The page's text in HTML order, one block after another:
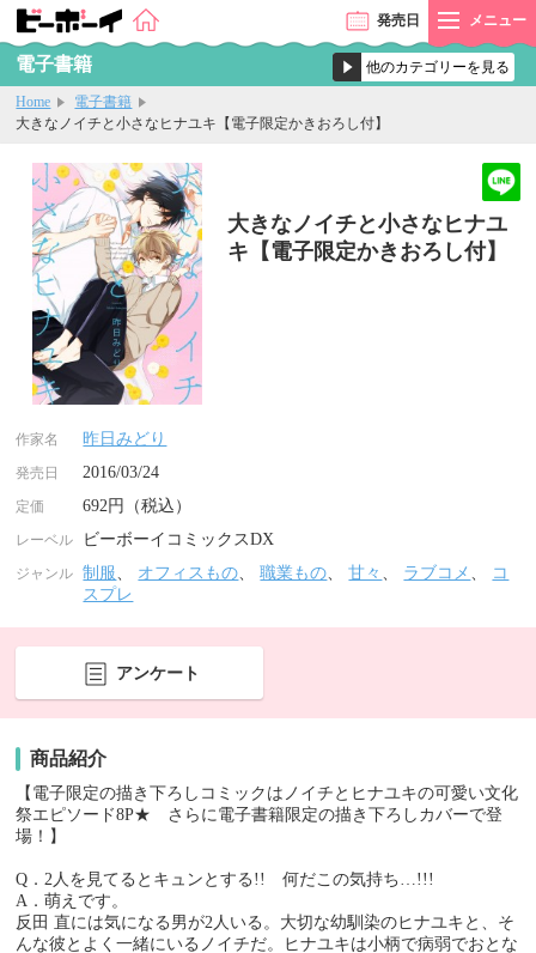
発売日 メニュー
電子書籍
Home
電子書籍
大きなノイチと小さなヒナユキ【電子限定かきおろし付】
大きなノイチと小さなヒナユ
キ【電子限定かきおろし付】
作家名 昨日みどり
発売日 2016/03/24
定価 692円（税込）
レーベル ビーボーイコミックスDX
ジャンル 制服、 オフィスもの、職業もの、甘々 、 ラブコメ 、
コ
スプレ
アンケート
商品紹介
【電子限定の描き下ろしコミックはノイチとヒナユキの可愛い文化
祭エピソード8P★ さらに電子書籍限定の描き下ろしカバーで登
場！】
Q．2人を見てるとキュンとする!! 何だこの気持ち…!!!
A．萌えです。
反田 直には気になる男が2人いる。大切な幼馴染のヒナユキと、そ
んな彼とよく一緒にいるノイチだ。ヒナユキは小柄で病弱でおとな